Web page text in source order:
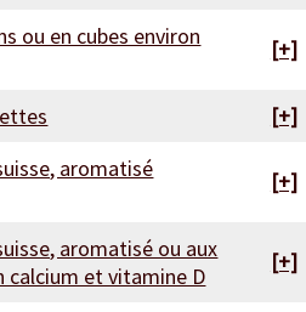
ou en cubes environ
[+]
[+]
aromatisé
[+]
aromatisé ou aux
calcium et vitamine D
[+]